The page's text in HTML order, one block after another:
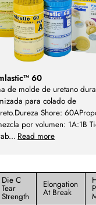
60
de molde de uretano
para colado de
Shore:
por volumen: 1A:1B
... Read more
Die C
Tear
Strength
Elongation
At Break